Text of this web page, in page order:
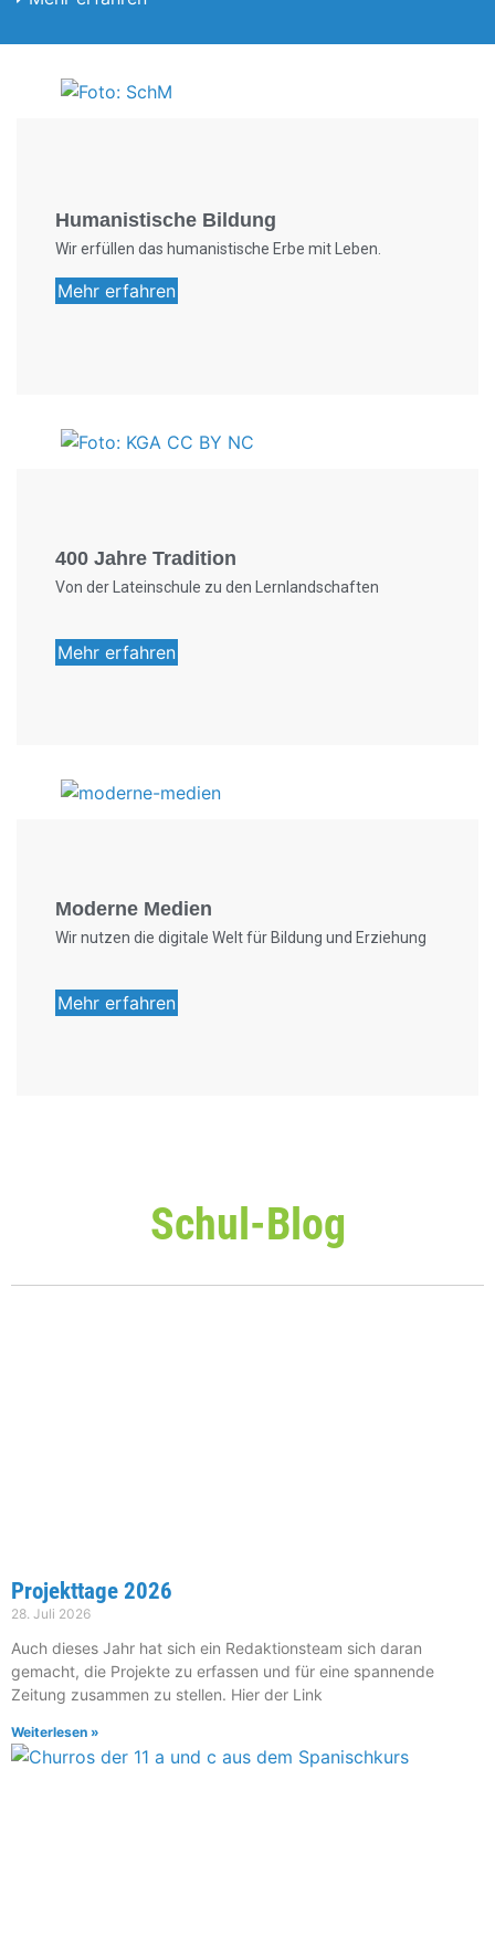
Humanistische Bildung
Wir erfüllen das humanistische Erbe mit Leben.
Mehr erfahren
400 Jahre Tradition
Von der Lateinschule zu den Lernlandschaften
Mehr erfahren
Moderne Medien
Wir nutzen die digitale Welt für Bildung und Erziehung
Mehr erfahren
Schul-Blog
Projekttage 2026
28. Juli 2026
Auch dieses Jahr hat sich ein Redaktionsteam sich daran
gemacht, die Projekte zu erfassen und für eine spannende
Zeitung zusammen zu stellen. Hier der Link
Weiterlesen »